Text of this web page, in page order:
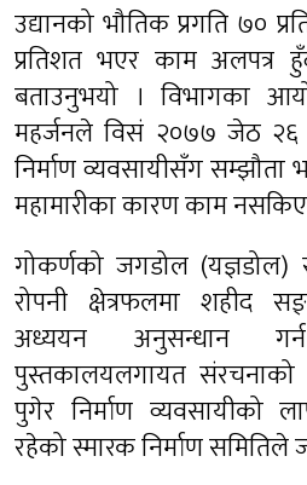
उद्यानको भौतिक प्रगति ७०
प्रतिशत भएर काम अलपत्र
बताउनुभयो । विभागका
महर्जनले विसं २०७७ जेठ २६
निर्माण व्यवसायीसँग सम्झौता
महामारीका कारण काम
गोकर्णको जगडोल
रोपनी क्षेत्रफलमा शहीद
अध्ययन अनुसन्धान
पुस्तकालयलगायत संरचनाको
पुगेर निर्माण व्यवसायीको
रहेको स्मारक निर्माण समितिले